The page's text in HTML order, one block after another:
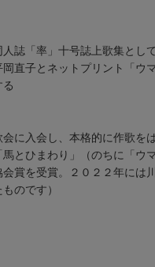
誌「率」十号誌上歌集とし
直子とネットプリント「ウ
に入会し、本格的に作歌を
とひまわり」（のちに「ウ
賞を受賞。２０２２年に
のです）